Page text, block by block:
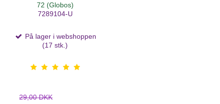
72 (Globos)
7289104-U
På lager i webshoppen
(17 stk.)
29,00 DKK